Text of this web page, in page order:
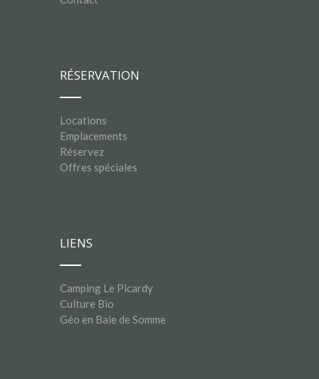
RÉSERVATION
Locations
Emplacements
Réservez
Offres spéciales
LIENS
Camping Le Picardy
Culture Bio
Géo en Baie de Somme